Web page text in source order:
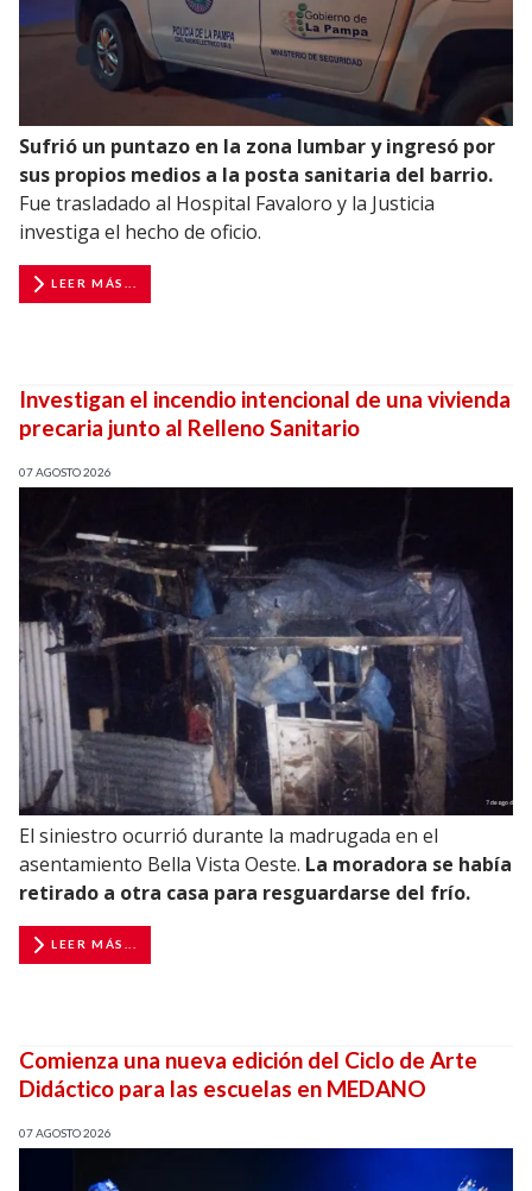
Sufrió un puntazo en la zona lumbar y ingresó por
sus propios medios a la posta sanitaria del barrio.
Fue trasladado al Hospital Favaloro y la Justicia
investiga el hecho de oficio.
LEER MÁS...
Investigan el incendio intencional de una vivienda
precaria junto al Relleno Sanitario
07 AGOSTO 2026
El siniestro ocurrió durante la madrugada en el
asentamiento Bella Vista Oeste. La moradora se había
retirado a otra casa para resguardarse del frío.
LEER MÁS...
Comienza una nueva edición del Ciclo de Arte
Didáctico para las escuelas en MEDANO
07 AGOSTO 2026